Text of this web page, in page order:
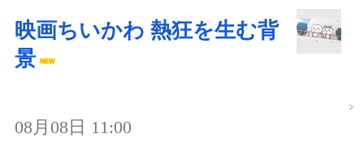
映画ちいかわ 熱狂を生む背
景
08月08日 11:00